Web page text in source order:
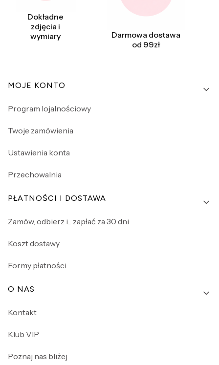
Dokładne
zdjęcia i
wymiary
Darmowa dostawa
od 99zł
Linki w stopce
MOJE KONTO
Program lojalnościowy
Twoje zamówienia
Ustawienia konta
Przechowalnia
PŁATNOŚCI I DOSTAWA
Zamów, odbierz i... zapłać za 30 dni
Koszt dostawy
Formy płatności
O NAS
Kontakt
Klub VIP
Poznaj nas bliżej